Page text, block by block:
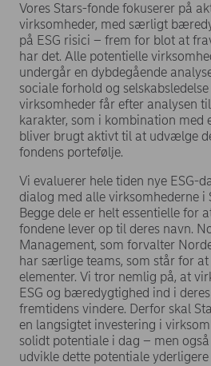
Vores Stars-fonde fokuserer på
virksomheder, med særligt
på ESG risici – frem for blot at
har det. Alle potentielle
undergår en dybdegående
sociale forhold og
virksomheder får efter analysen
karakter, som i kombination med
bliver brugt aktivt til at udvælge
fondens portefølje.
Vi evaluerer hele tiden nye ESG-
dialog med alle virksomhederne i
Begge dele er helt essentielle for
fondene lever op til deres navn.
Management, som forvalter
har særlige teams, som står for
elementer. Vi tror nemlig på, at
ESG og bæredygtighed ind i
fremtidens vindere. Derfor skal
en langsigtet investering i
solidt potentiale i dag – men
udvikle dette potentiale